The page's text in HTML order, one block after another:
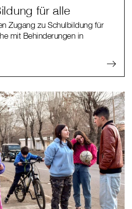
für alle
Zugang zu Schulbildung für
mit Behinderungen in